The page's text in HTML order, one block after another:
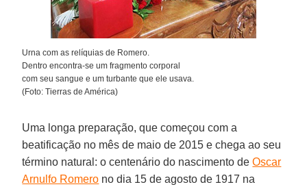
Urna com as relíquias de Romero.
Dentro encontra-se um fragmento corporal
com seu sangue e um turbante que ele usava.
(Foto: Tierras de América)
Uma longa preparação, que começou com a
beatificação no mês de maio de 2015 e chega ao seu
término natural: o centenário do nascimento deOscar
Arnulfo Romero no dia 15 de agosto de 1917 na